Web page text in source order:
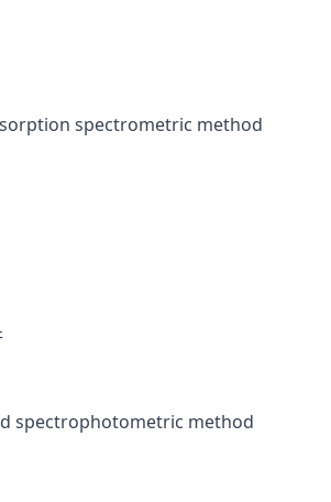
spectrometric method
spectrophotometric method